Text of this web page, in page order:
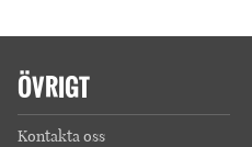
ÖVRIGT
Kontakta oss